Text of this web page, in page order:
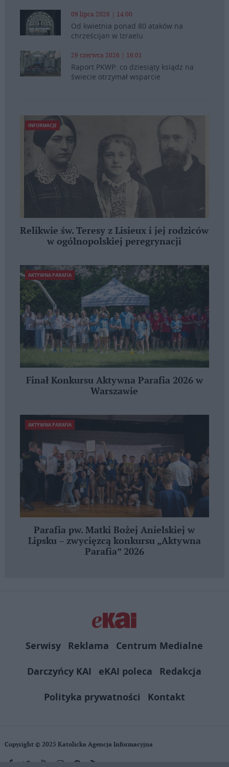
09 lipca 2026 | 14:00
Od kwietnia ponad 80 ataków na
chrześcijan w Izraelu
29 czerwca 2026 | 16:01
Raport PKWP: co dziesiąty ksiądz na
świecie otrzymał wsparcie
INFORMACJE
Relikwie św. Teresy z Lisieux i jej rodziców
w ogólnopolskiej peregrynacji
AKTYWNA PARAFIA
Finał Konkursu Aktywna Parafia 2026 w
Warszawie
AKTYWNA PARAFIA
Parafia pw. Matki Bożej Anielskiej w
Lipsku – zwycięzcą konkursu „Aktywna
Parafia” 2026
Serwisy Reklama
Centrum Medialne
Darczyńcy KAI
eKAI poleca
Redakcja
Polityka prywatności
Kontakt
Copyright © 2025 Katolicka Agencja Informacyjna